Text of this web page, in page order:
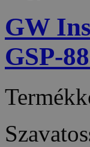
GW
GSP-